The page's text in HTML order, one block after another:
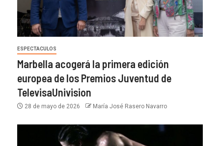
ESPECTACULOS
Marbella acogerá la primera edición
europea de los Premios Juventud de
TelevisaUnivision
28 de mayo de 2026 María José Rasero Navarro